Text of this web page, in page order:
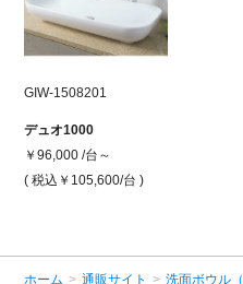
GIW-1508201
デュオ1000
￥96,000 /台～
( 税込￥105,600/台 )
ホーム > 通販サイト > 洗面ボウル